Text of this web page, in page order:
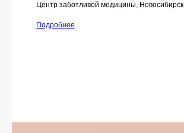
Центр заботливой медицины, Новосибирск
Подробнее